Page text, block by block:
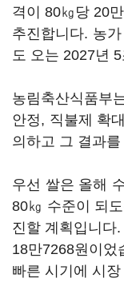
격이 80㎏당 20
추진합니다. 농
도 오는 2027년
농림축산식품부
안정, 직불제 확
의하고 그 결과
우선 쌀은 올해
80㎏ 수준이 되
진할 계획입니다
18만7268원이
빠른 시기에 시